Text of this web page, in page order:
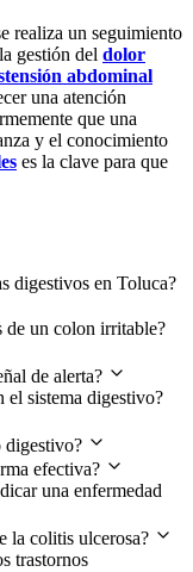
realiza un seguimiento
gestión del dolor
abdominal
una atención
que una
y el conocimiento
es la clave para que
digestivos en Toluca?
de un colon irritable?
de alerta?
el sistema digestivo?
digestivo?
efectiva?
una enfermedad
la colitis ulcerosa?
trastornos